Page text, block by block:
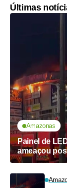
Últimas
Amazonas
Painel de
ameaçou